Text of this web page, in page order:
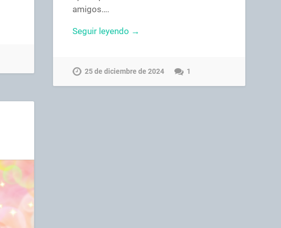
amigos….
Seguir leyendo →
25 de diciembre de 2024 1